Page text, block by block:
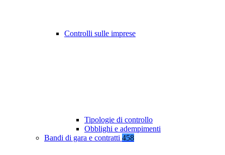
Controlli sulle imprese
Tipologie di controllo
Obblighi e adempimenti
Bandi di gara e contratti 458